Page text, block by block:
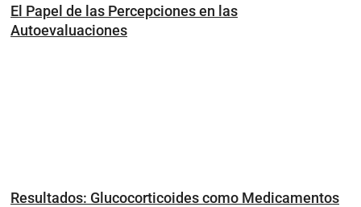
El Papel de las Percepciones en las
Autoevaluaciones
Resultados: Glucocorticoides como Medicamentos